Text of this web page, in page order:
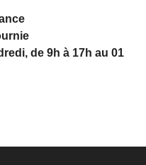
de 9h à 17h au 01